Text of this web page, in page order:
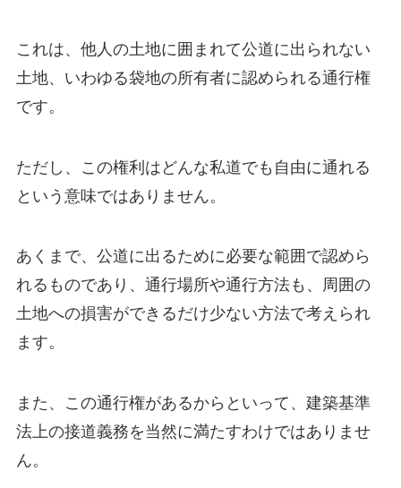
これは、他人の土地に囲まれて公道に出られない
土地、いわゆる袋地の所有者に認められる通行権
です。
ただし、この権利はどんな私道でも自由に通れる
という意味ではありません。
あくまで、公道に出るために必要な範囲で認めら
れるものであり、通行場所や通行方法も、周囲の
土地への損害ができるだけ少ない方法で考えられ
ます。
また、この通行権があるからといって、建築基準
法上の接道義務を当然に満たすわけではありませ
ん。